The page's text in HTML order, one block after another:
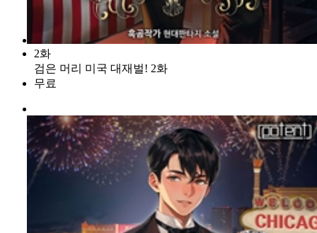
2화
검은 머리 미국 대재벌! 2화
무료